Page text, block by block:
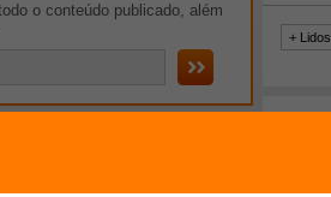
o conteúdo publicado, além
+ Lidos